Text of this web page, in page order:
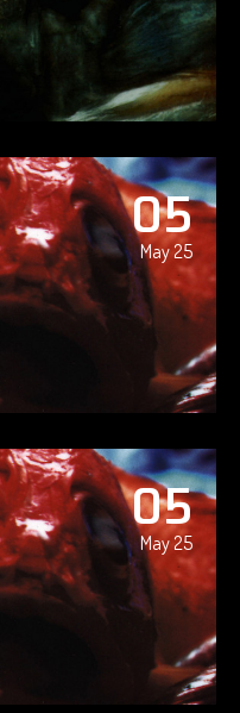
05
May 25
05
May 25